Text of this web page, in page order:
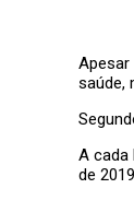
saúde,
A cada
de